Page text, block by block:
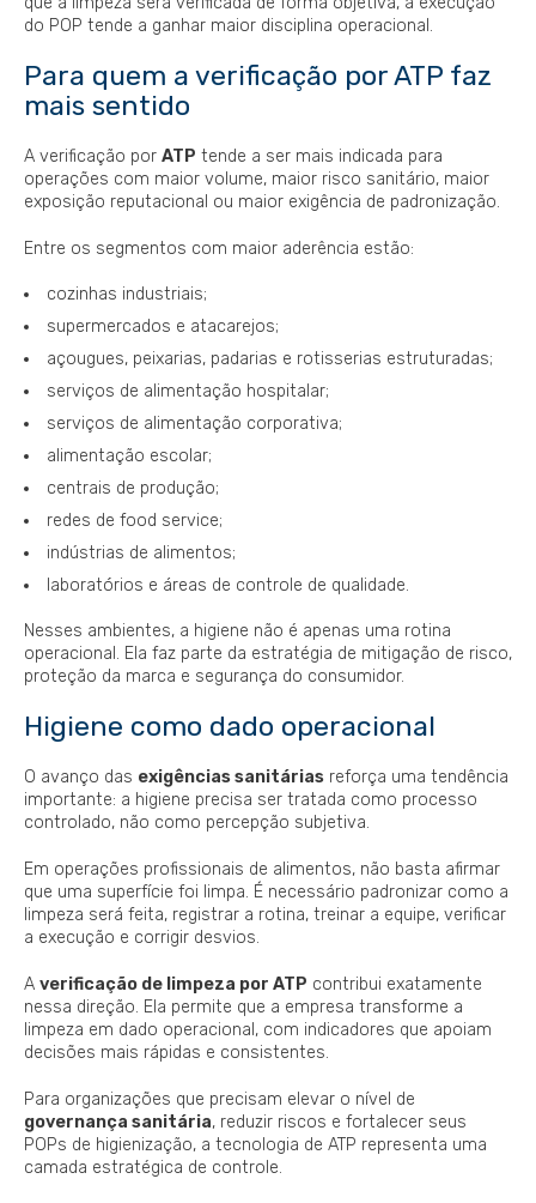
do POP tende a ganhar maior disciplina operacional.
Para quem a verificação por ATP faz
mais sentido
A verificação por ATP tende a ser mais indicada para
operações com maior volume, maior risco sanitário, maior
exposição reputacional ou maior exigência de padronização.
Entre os segmentos com maior aderência estão:
cozinhas industriais;
supermercados e atacarejos;
açougues, peixarias, padarias e rotisserias estruturadas;
serviços de alimentação hospitalar;
serviços de alimentação corporativa;
alimentação escolar;
centrais de produção;
redes de food service;
indústrias de alimentos;
laboratórios e áreas de controle de qualidade.
Nesses ambientes, a higiene não é apenas uma rotina
operacional. Ela faz parte da estratégia de mitigação de risco,
proteção da marca e segurança do consumidor.
Higiene como dado operacional
O avanço das exigências sanitárias reforça uma tendência
importante: a higiene precisa ser tratada como processo
controlado, não como percepção subjetiva.
Em operações profissionais de alimentos, não basta afirmar
que uma superfície foi limpa. É necessário padronizar como a
limpeza será feita, registrar a rotina, treinar a equipe, verificar
a execução e corrigir desvios.
A verificação de limpeza por ATP contribui exatamente
nessa direção. Ela permite que a empresa transforme a
limpeza em dado operacional, com indicadores que apoiam
decisões mais rápidas e consistentes.
Para organizações que precisam elevar o nível de
governança sanitária, reduzir riscos e fortalecer seus
POPs de higienização, a tecnologia de ATP representa uma
camada estratégica de controle.